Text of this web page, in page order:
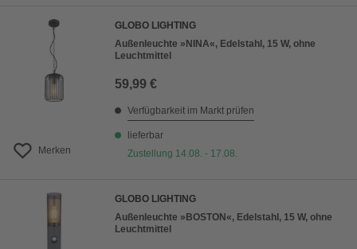
Merken
GLOBO LIGHTING
Außenleuchte »NINA«, Edelstahl, 15 W, ohne
Leuchtmittel
59,99 €
Verfügbarkeit im Markt prüfen
lieferbar
Zustellung 14.08. - 17.08.
GLOBO LIGHTING
Außenleuchte »BOSTON«, Edelstahl, 15 W, ohne
Leuchtmittel